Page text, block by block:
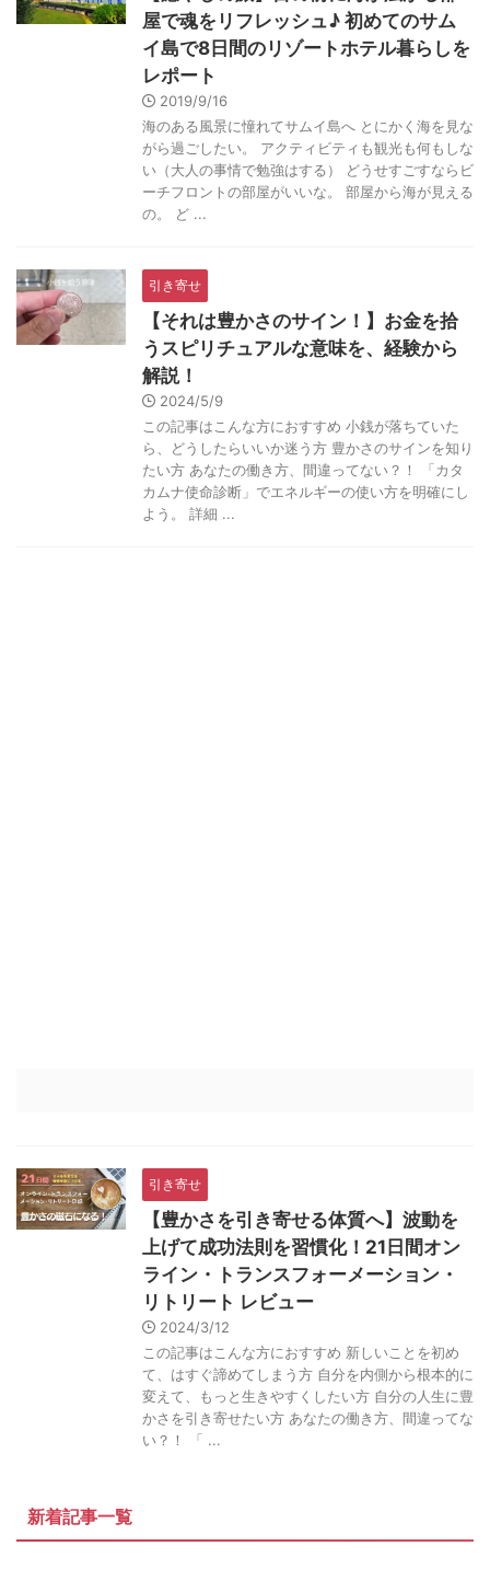
屋で魂をリフレッシュ♪ 初めてのサム
イ島で8日間のリゾートホテル暮らしを
レポート
2019/9/16
海のある風景に憧れてサムイ島へ とにかく海を見な
がら過ごしたい。 アクティビティも観光も何もしな
い（大人の事情で勉強はする） どうせすごすならビ
ーチフロントの部屋がいいな。 部屋から海が見える
の。 ど ...
引き寄せ
【それは豊かさのサイン！】お金を拾
うスピリチュアルな意味を、経験から
解説！
2024/5/9
この記事はこんな方におすすめ 小銭が落ちていた
ら、どうしたらいいか迷う方 豊かさのサインを知り
たい方 あなたの働き方、間違ってない？！ 「カタ
カムナ使命診断」でエネルギーの使い方を明確にし
よう。 詳細 ...
引き寄せ
【豊かさを引き寄せる体質へ】波動を
上げて成功法則を習慣化！21日間オン
ライン・トランスフォーメーション・
リトリート レビュー
2024/3/12
この記事はこんな方におすすめ 新しいことを初め
て、はすぐ諦めてしまう方 自分を内側から根本的に
変えて、もっと生きやすくしたい方 自分の人生に豊
かさを引き寄せたい方 あなたの働き方、間違ってな
い？！ 「 ...
新着記事一覧